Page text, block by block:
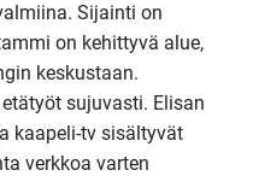
Sijainti on
on kehittyvä alue,
keskustaan.
sujuvasti. Elisan
kaapeli-tv sisältyvät
verkkoa varten